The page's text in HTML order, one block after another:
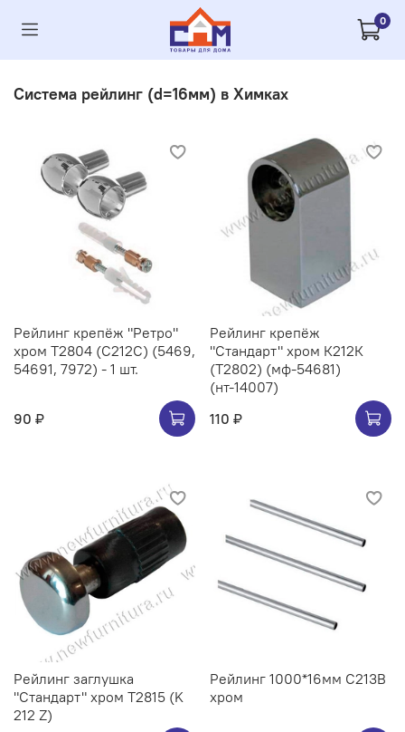
0
Система рейлинг (d=16мм) в Химках
Рейлинг крепёж "Ретро"
хром Т2804 (С212C) (5469,
54691, 7972) - 1 шт.
90 ₽
Рейлинг крепёж
"Стандарт" хром К212К
(Т2802) (мф-54681)
(нт-14007)
110 ₽
Рейлинг заглушка
"Стандарт" хром Т2815 (K
212 Z)
Рейлинг 1000*16мм C213B
хром